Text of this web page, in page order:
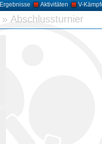
Ergebnisse Aktivitäten V-
» Abschlussturnier